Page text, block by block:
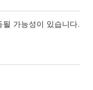
가능성이 있습니다.